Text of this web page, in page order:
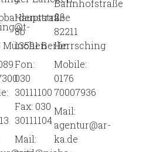
München
Hauptstraße
8b
13591 Berlin
Fon:
030
30111100
Fax: 030
30111104
Mail:
Bahnhofstraße
2
82211
Herrsching
Mobile:
0176
70007936
Mail:
agentur@ar-
ka.de